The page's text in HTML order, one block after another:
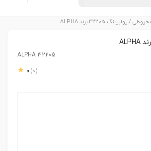
/ رولبرینگ 32205 برند ALPHA
ALPHA 32205
0 (0)